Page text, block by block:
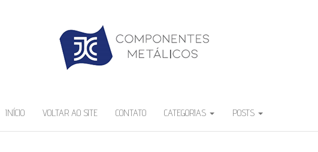
INÍCIO VOLTAR AO SITE CONTATO CATEGORIAS POSTS